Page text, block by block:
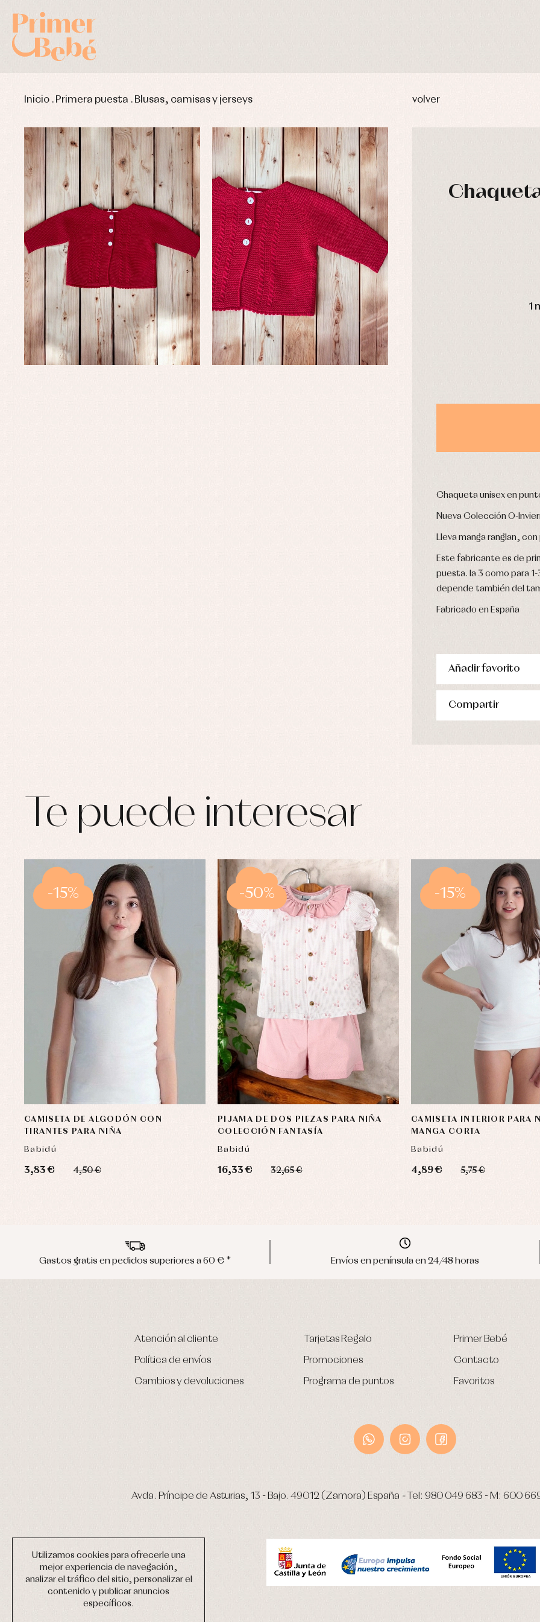
Utilizamos cookies para ofrecerle una
mejor experiencia de navegación,
analizar el tráfico del sitio, personalizar el
contenido y publicar anuncios
específicos.
Inicio . Primera puesta . Blusas, camisas y jerseys volver
1
Chaqueta unisex en
Nueva Colección O-
Lleva manga ranglan,
Este fabricante es de
puesta. la 3 como para
depende también del
Fabricado en España
Añadir favorito
Compartir
Te puede interesar
CAMISETA DE ALGODÓN CON
TIRANTES PARA NIÑA
Babidú
3,83 € 4,50 €
-15%
PIJAMA DE DOS PIEZAS PARA NIÑA
COLECCIÓN FANTASÍA
Babidú
16,33 € 32,65 €
-50%
CAMISETA INTERIOR PARA
MANGA CORTA
Babidú
4,89 € 5,75 €
-15%
Gastos gratis en pedidos superiores a 60 € * Envíos en península en 24/48 horas
Atención al cliente
Política de envíos
Cambios y devoluciones
Tarjetas Regalo
Promociones
Programa de puntos
Primer Bebé
Contacto
Favoritos
Avda. Príncipe de Asturias, 13 - Bajo. 49012 (Zamora) España -Tel: 980 049 683 - M: 600
Complementos de bautizo
Conjuntos
Faldones de bautizo
Peleles y ranitas
Baberos
Blusas, camisas y jerseys
Blusas y camisas
Chaquetas y abrigos
Complementos
Conjuntos
Peleles y ranitas
Ropa interior
Vestidos
Arras y fiesta
Conjuntos
Peleles y ranitas
Ropa de abrigo
Ropa interior